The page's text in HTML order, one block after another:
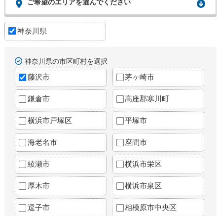
ご希望のエリアを選んでください
神奈川県
神奈川県の市区町村を選択
藤沢市 茅ヶ崎市
鎌倉市 高座郡寒川町
横浜市戸塚区 平塚市
海老名市 座間市
綾瀬市 横浜市栄区
厚木市 横浜市泉区
逗子市 相模原市中央区